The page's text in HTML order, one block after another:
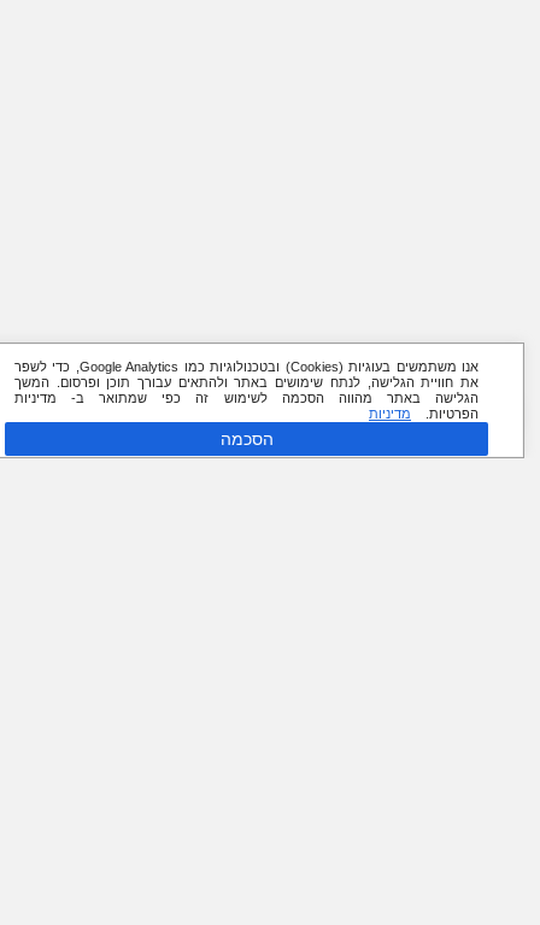
אנו משתמשים בעוגיות (Cookies) ובטכנולוגיות כמו Google Analytics, כדי לשפר
את חוויית הגלישה, לנתח שימושים באתר ולהתאים עבורך תוכן ופרסום. המשך
הגלישה באתר מהווה הסכמה לשימוש זה כפי שמתואר ב- מדיניות
הפרטיות.
מדיניות
הסכמה